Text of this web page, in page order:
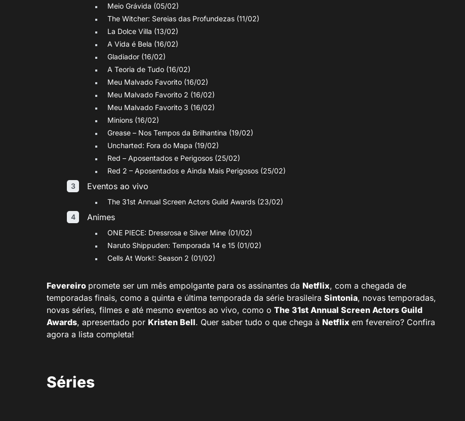
Meio Grávida (05/02)
The Witcher: Sereias das Profundezas (11/02)
La Dolce Villa (13/02)
A Vida é Bela (16/02)
Gladiador (16/02)
A Teoria de Tudo (16/02)
Meu Malvado Favorito (16/02)
Meu Malvado Favorito 2 (16/02)
Meu Malvado Favorito 3 (16/02)
Minions (16/02)
Grease – Nos Tempos da Brilhantina (19/02)
Uncharted: Fora do Mapa (19/02)
Red – Aposentados e Perigosos (25/02)
Red 2 – Aposentados e Ainda Mais Perigosos (25/02)
Eventos ao vivo
The 31st Annual Screen Actors Guild Awards (23/02)
Animes
ONE PIECE: Dressrosa e Silver Mine (01/02)
Naruto Shippuden: Temporada 14 e 15 (01/02)
Cells At Work!: Season 2 (01/02)
Fevereiro promete ser um mês empolgante para os assinantes da Netflix, com a chegada de
temporadas finais, como a quinta e última temporada da série brasileira Sintonia, novas temporadas,
novas séries, filmes e até mesmo eventos ao vivo, como o The 31st Annual Screen Actors Guild
Awards, apresentado por Kristen Bell. Quer saber tudo o que chega à Netflix em fevereiro? Confira
agora a lista completa!
Séries